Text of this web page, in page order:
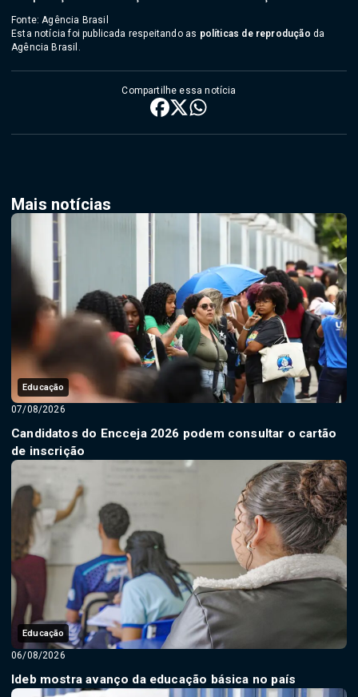
Fonte: Agência Brasil
Esta notícia foi publicada respeitando as políticas de reprodução da
Agência Brasil.
Compartilhe essa notícia
Mais notícias
Educação
07/08/2026
Candidatos do Encceja 2026 podem consultar o cartão
de inscrição
Educação
06/08/2026
Ideb mostra avanço da educação básica no país